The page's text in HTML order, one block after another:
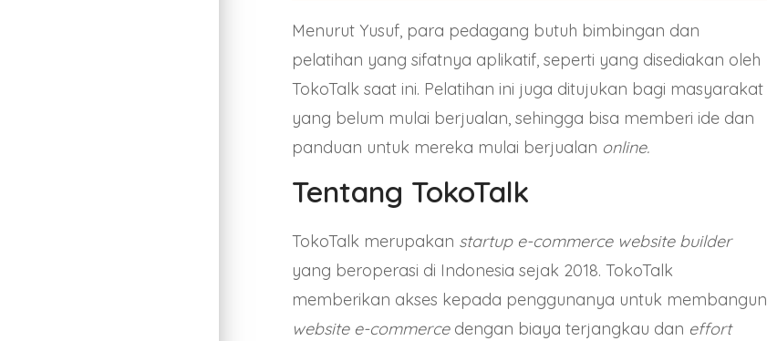
Menurut Yusuf, para pedagang butuh bimbingan dan
pelatihan yang sifatnya aplikatif, seperti yang disediakan oleh
TokoTalk saat ini. Pelatihan ini juga ditujukan bagi masyarakat
yang belum mulai berjualan, sehingga bisa memberi ide dan
panduan untuk mereka mulai berjualan online.
Tentang TokoTalk
TokoTalk merupakan startup e-commerce website builder
yang beroperasi di Indonesia sejak 2018. TokoTalk
memberikan akses kepada penggunanya untuk membangun
website e-commerce dengan biaya terjangkau dan effort